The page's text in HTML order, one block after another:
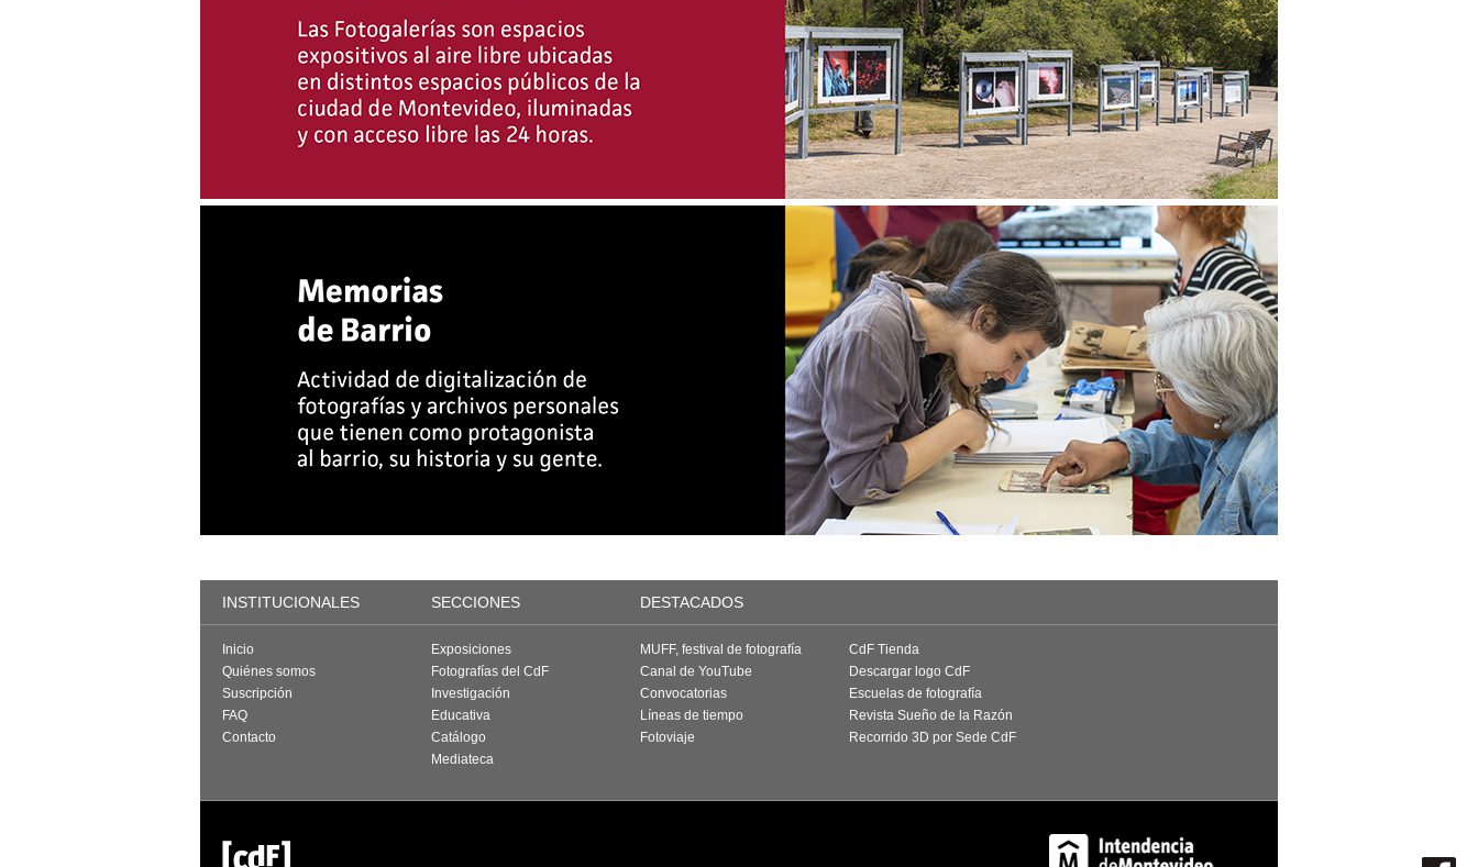
INSTITUCIONALES SECCIONES DESTACADOS
Inicio
Quiénes somos
Suscripción
FAQ
Contacto
Exposiciones
Fotografías del CdF
Investigación
Educativa
Catálogo
Mediateca
MUFF, festival de fotografía
Canal de YouTube
Convocatorias
Líneas de tiempo
Fotoviaje
CdF Tienda
Descargar logo CdF
Escuelas de fotografía
Revista Sueño de la Razón
Recorrido 3D por Sede CdF